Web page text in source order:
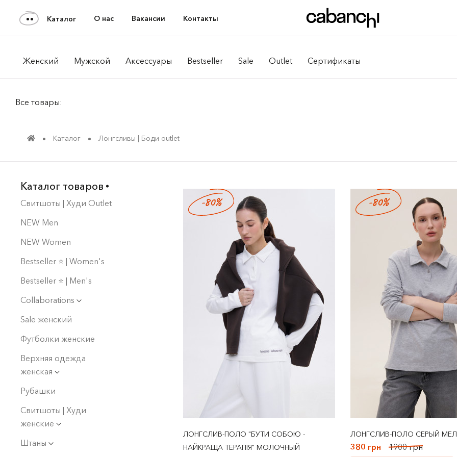
Каталог О нас Вакансии Контакты
Женский Мужской Аксессуары Bestseller Sale Outlet Сертификаты
Все товары:
Каталог Лонгсливы | Боди оutlet
Каталог товаров
Свитшоты | Худи Outlet
NEW Men
NEW Women
Bestseller ⭐️ | Women's
Bestseller ⭐️ | Men's
Collaborations
Sale женский
Футболки женские
Верхняя одежда
женская
Рубашки
Свитшоты | Худи
женские
Штаны
ЛОНГСЛИВ-ПОЛО "БУТИ СОБОЮ -
НАЙКРАЩА ТЕРАПІЯ" МОЛОЧНЫЙ
-80%
ЛОНГСЛИВ-ПОЛО СЕРЫЙ
380 грн 1900 грн
-80%